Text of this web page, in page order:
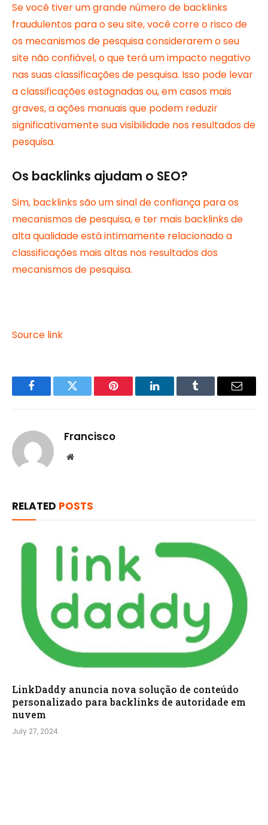
Se você tiver um grande número de backlinks
fraudulentos para o seu site, você corre o risco de
os mecanismos de pesquisa considerarem o seu
site não confiável, o que terá um impacto negativo
nas suas classificações de pesquisa. Isso pode levar
a classificações estagnadas ou, em casos mais
graves, a ações manuais que podem reduzir
significativamente sua visibilidade nos resultados de
pesquisa.
Os backlinks ajudam o SEO?
Sim, backlinks são um sinal de confiança para os
mecanismos de pesquisa, e ter mais backlinks de
alta qualidade está intimamente relacionado a
classificações mais altas nos resultados dos
mecanismos de pesquisa.
Source link
FacebookTwitter Pinterest LinkedInTumblr Email
Francisco
Website
RELATED POSTS
LinkDaddy anuncia nova solução de conteúdo
personalizado para backlinks de autoridade em
nuvem
July 27, 2024